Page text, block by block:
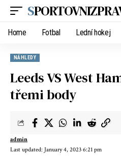
Home Fotbal Lední hokej
NÁHLEDY
Leeds VS West
třemi body
Last updated: January 4, 2023 6:21 pm
admin